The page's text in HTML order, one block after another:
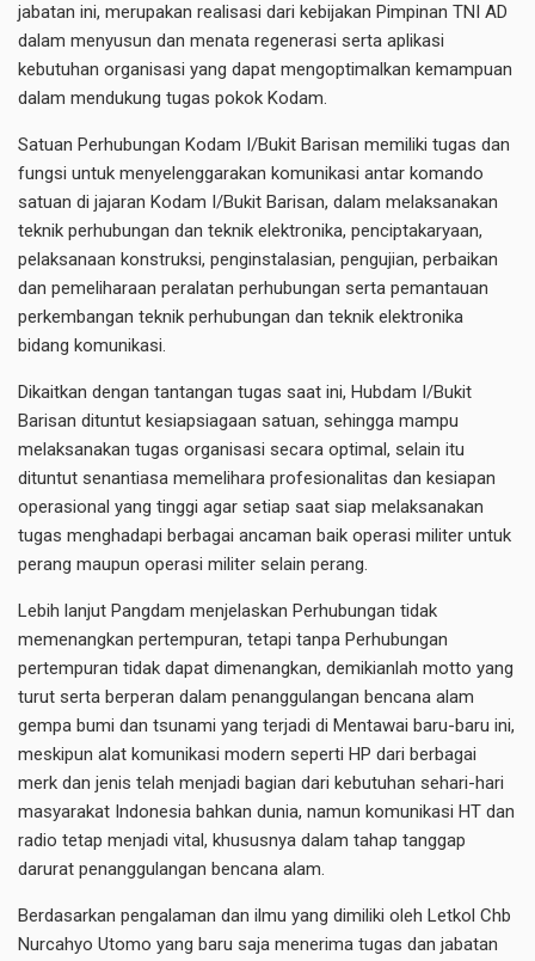
jabatan ini, merupakan realisasi dari kebijakan Pimpinan TNI AD
dalam menyusun dan menata regenerasi serta aplikasi
kebutuhan organisasi yang dapat mengoptimalkan kemampuan
dalam mendukung tugas pokok Kodam.
Satuan Perhubungan Kodam I/Bukit Barisan memiliki tugas dan
fungsi untuk menyelenggarakan komunikasi antar komando
satuan di jajaran Kodam I/Bukit Barisan, dalam melaksanakan
teknik perhubungan dan teknik elektronika, penciptakaryaan,
pelaksanaan konstruksi, penginstalasian, pengujian, perbaikan
dan pemeliharaan peralatan perhubungan serta pemantauan
perkembangan teknik perhubungan dan teknik elektronika
bidang komunikasi.
Dikaitkan dengan tantangan tugas saat ini, Hubdam I/Bukit
Barisan dituntut kesiapsiagaan satuan, sehingga mampu
melaksanakan tugas organisasi secara optimal, selain itu
dituntut senantiasa memelihara profesionalitas dan kesiapan
operasional yang tinggi agar setiap saat siap melaksanakan
tugas menghadapi berbagai ancaman baik operasi militer untuk
perang maupun operasi militer selain perang.
Lebih lanjut Pangdam menjelaskan Perhubungan tidak
memenangkan pertempuran, tetapi tanpa Perhubungan
pertempuran tidak dapat dimenangkan, demikianlah motto yang
turut serta berperan dalam penanggulangan bencana alam
gempa bumi dan tsunami yang terjadi di Mentawai baru-baru ini,
meskipun alat komunikasi modern seperti HP dari berbagai
merk dan jenis telah menjadi bagian dari kebutuhan sehari-hari
masyarakat Indonesia bahkan dunia, namun komunikasi HT dan
radio tetap menjadi vital, khususnya dalam tahap tanggap
darurat penanggulangan bencana alam.
Berdasarkan pengalaman dan ilmu yang dimiliki oleh Letkol Chb
Nurcahyo Utomo yang baru saja menerima tugas dan jabatan